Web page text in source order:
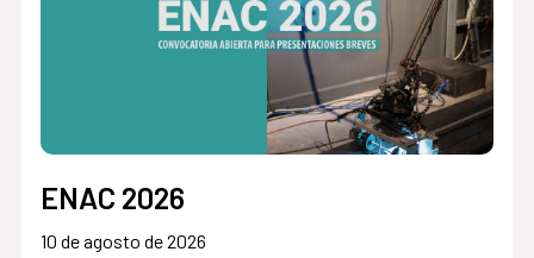
ENAC 2026
10 de agosto de 2026